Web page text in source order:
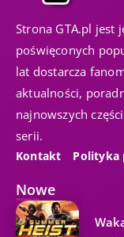
Strona GTA.pl jest
poświęconych
lat dostarcza
aktualności,
najnowszych
serii.
Kontakt Polityka
Nowe